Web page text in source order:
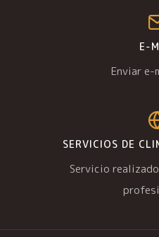
E-
Enviar
SERVICIOS DE
Servicio